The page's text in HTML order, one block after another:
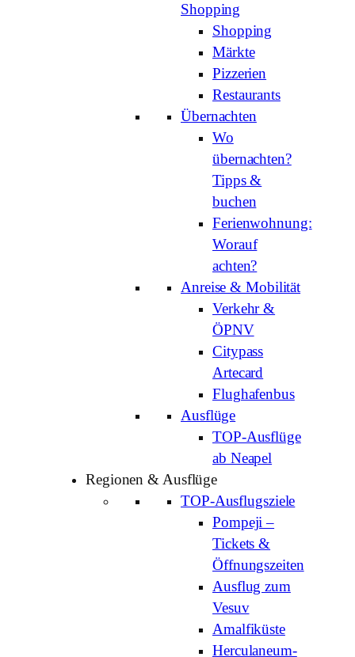
Shopping
Shopping
Märkte
Pizzerien
Restaurants
Übernachten
Wo
übernachten?
Tipps &
buchen
Ferienwohnung:
Worauf
achten?
Anreise & Mobilität
Verkehr &
ÖPNV
Citypass
Artecard
Flughafenbus
Ausflüge
TOP-Ausflüge
ab Neapel
Regionen & Ausflüge
TOP-Ausflugsziele
Pompeji –
Tickets &
Öffnungszeiten
Ausflug zum
Vesuv
Amalfiküste
Herculaneum-